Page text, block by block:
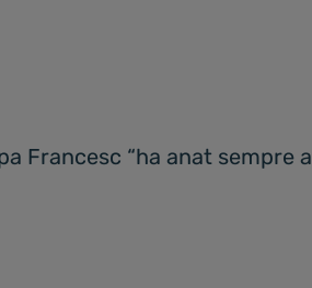
Francesc “ha anat sempre